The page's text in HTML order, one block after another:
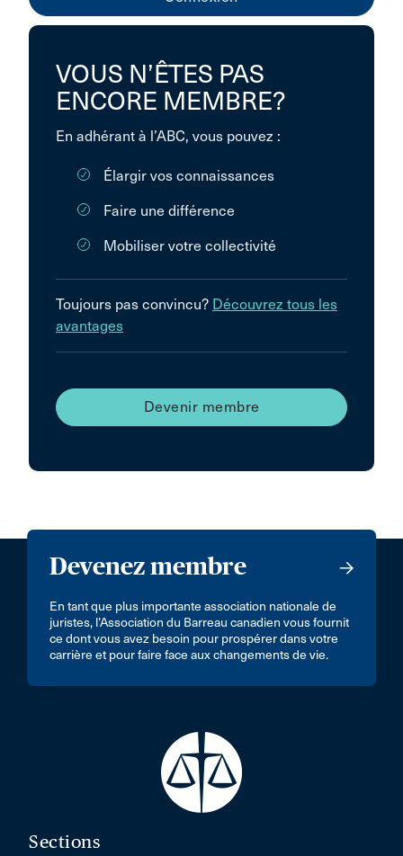
VOUS N’ÊTES PAS
ENCORE MEMBRE?
En adhérant à l’ABC, vous pouvez :
Élargir vos connaissances
Faire une différence
Mobiliser votre collectivité
Toujours pas convincu? Découvrez tous les
avantages
Devenir membre
Devenez membre
En tant que plus importante association nationale de
juristes, l’Association du Barreau canadien vous fournit
ce dont vous avez besoin pour prospérer dans votre
carrière et pour faire face aux changements de vie.
Sections